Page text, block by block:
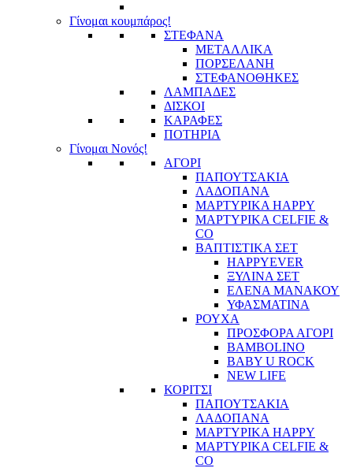
Γίνομαι κουμπάρος!
ΣΤΕΦΑΝΑ
ΜΕΤΑΛΛΙΚΑ
ΠΟΡΣΕΛΑΝΗ
ΣΤΕΦΑΝΟΘΗΚΕΣ
ΛΑΜΠΑΔΕΣ
ΔΙΣΚΟΙ
ΚΑΡΑΦΕΣ
ΠΟΤΗΡΙΑ
Γίνομαι Νονός!
ΑΓΟΡΙ
ΠΑΠΟΥΤΣΑΚΙΑ
ΛΑΔΟΠΑΝΑ
ΜΑΡΤΥΡΙΚΑ HAPPY
ΜΑΡΤΥΡΙΚΑ CELFIE &
CO
ΒΑΠΤΙΣΤΙΚΑ ΣΕΤ
HAPPYEVER
ΞΥΛΙΝΑ ΣΕΤ
ΕΛΕΝΑ ΜΑΝΑΚΟΥ
ΥΦΑΣΜΑΤΙΝΑ
ΡΟΥΧΑ
ΠΡΟΣΦΟΡΑ ΑΓΟΡΙ
BAMBOLINO
BABY U ROCK
NEW LIFE
ΚΟΡΙΤΣΙ
ΠΑΠΟΥΤΣΑΚΙΑ
ΛΑΔΟΠΑΝΑ
ΜΑΡΤΥΡΙΚΑ HAPPY
ΜΑΡΤΥΡΙΚΑ CELFIE &
CO